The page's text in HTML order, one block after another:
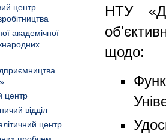
центр
академічної
центр
відділ
центр
НТУ
щодо: